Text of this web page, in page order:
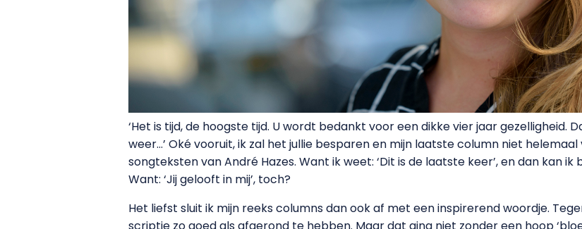
‘Het is tijd, de hoogste tijd. U wordt bedankt voor een dikke vier jaar gezelligheid.
weer…’ Oké vooruit, ik zal het jullie besparen en mijn laatste column niet
songteksten van André Hazes. Want ik weet: ‘Dit is de laatste keer’, en dan kan
Want: ‘Jij gelooft in mij’, toch?
Het liefst sluit ik mijn reeks columns dan ook af met een inspirerend woordje.
scriptie zo goed als afgerond te hebben. Maar dat ging niet zonder een hoop